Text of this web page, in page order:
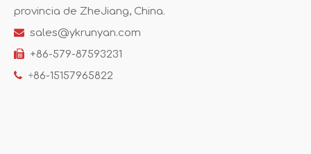
provincia de ZheJiang, China.
 sales@ykrunyan.com
 +86-579-87593231
 +86-15157965822